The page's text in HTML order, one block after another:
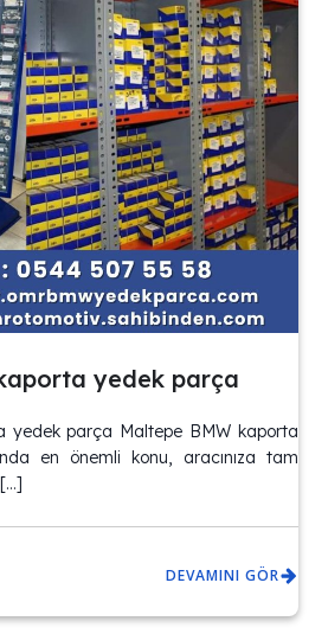
yedek parça
yedek parça Maltepe BMW kaporta
en önemli konu, aracınıza tam
DEVAMINI GÖR